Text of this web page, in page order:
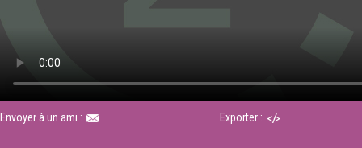
Envoyer à un ami : Exporter :